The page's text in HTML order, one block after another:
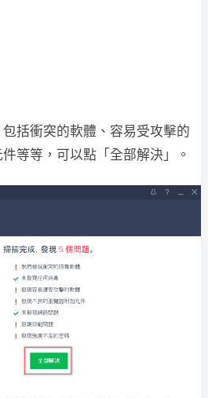
括衝突的軟體、容易受攻擊的
等等，可以點「全部解決」。